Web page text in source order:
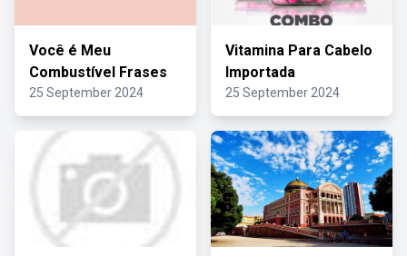
Você é Meu
Combustível Frases
25 September 2024
Vitamina Para Cabelo
Importada
25 September 2024